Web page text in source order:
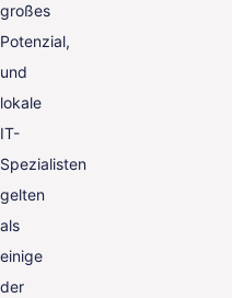
großes
Potenzial,
und
lokale
IT-
Spezialisten
gelten
als
einige
der